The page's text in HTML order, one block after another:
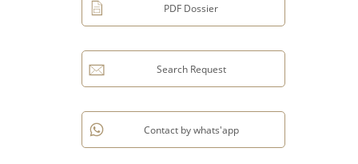
PDF Dossier
Search Request
Contact by whats'app